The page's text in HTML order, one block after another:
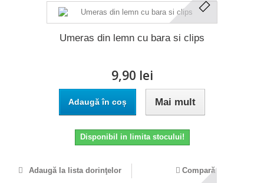
Umeras din lemn cu bara si clips
9,90 lei
Adaugă în coș Mai mult
Disponibil in limita stocului!
Adaugă la lista dorinţelor Compară